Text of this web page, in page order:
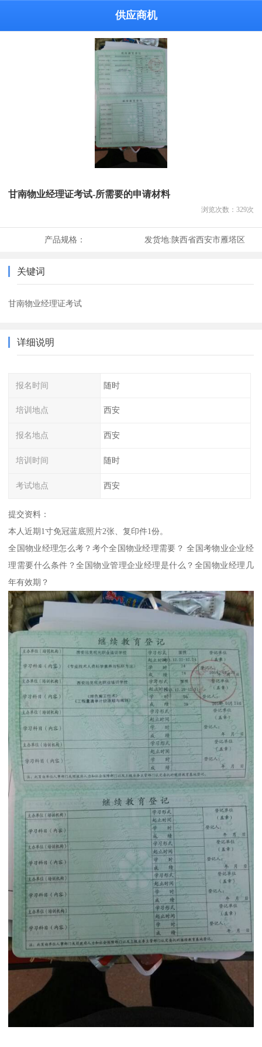
供应商机
甘南物业经理证考试-所需要的申请材料
浏览次数： 329次
产品规格： 发货地:陕西省西安市雁塔区
关键词
甘南物业经理证考试
详细说明
报名时间 随时
培训地点 西安
报名地点 西安
培训时间 随时
考试地点 西安
提交资料：
本人近期1寸免冠蓝底照片2张、复印件1份。
全国物业经理怎么考？考个全国物业经理需要？ 全国考物业企业经
理需要什么条件？全国物业管理企业经理是什么？全国物业经理几
年有效期？